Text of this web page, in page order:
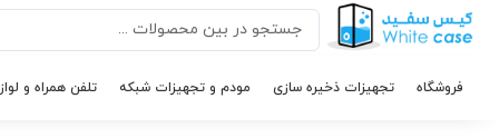
فروشگاه تجهیزات ذخیره سازی مودم و تجهیزات شبکه تلفن همراه و